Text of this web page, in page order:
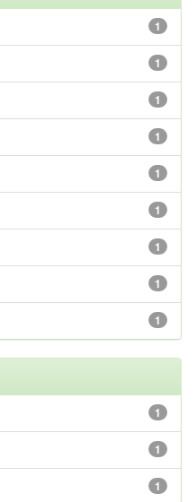
1
1
1
1
1
1
1
1
1
1
1
1